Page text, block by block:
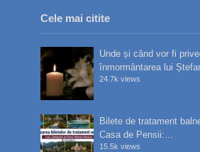
Cele mai citite
Unde și când vor fi
înmormântarea lui
24.7k views
Bilete de tratament
Casa de Pensii:...
15.5k views